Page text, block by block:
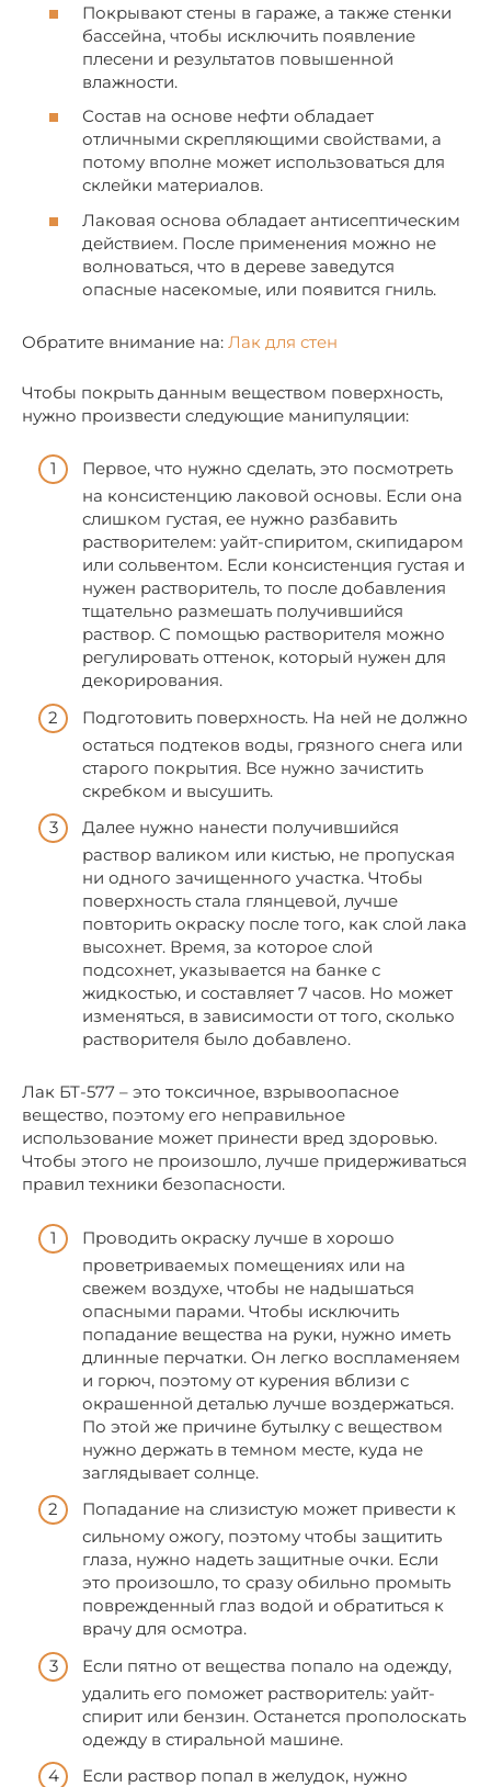
Покрывают стены в гараже, а также стенки
бассейна, чтобы исключить появление
плесени и результатов повышенной
влажности.
Состав на основе нефти обладает
отличными скрепляющими свойствами, а
потому вполне может использоваться для
склейки материалов.
Лаковая основа обладает антисептическим
действием. После применения можно не
волноваться, что в дереве заведутся
опасные насекомые, или появится гниль.
Обратите внимание на: Лак для стен
Чтобы покрыть данным веществом поверхность,
нужно произвести следующие манипуляции:
Первое, что нужно сделать, это посмотреть
на консистенцию лаковой основы. Если она
слишком густая, ее нужно разбавить
растворителем: уайт-спиритом, скипидаром
или сольвентом. Если консистенция густая и
нужен растворитель, то после добавления
тщательно размешать получившийся
раствор. С помощью растворителя можно
регулировать оттенок, который нужен для
декорирования.
Подготовить поверхность. На ней не должно
остаться подтеков воды, грязного снега или
старого покрытия. Все нужно зачистить
скребком и высушить.
Далее нужно нанести получившийся
раствор валиком или кистью, не пропуская
ни одного зачищенного участка. Чтобы
поверхность стала глянцевой, лучше
повторить окраску после того, как слой лака
высохнет. Время, за которое слой
подсохнет, указывается на банке с
жидкостью, и составляет 7 часов. Но может
изменяться, в зависимости от того, сколько
растворителя было добавлено.
Лак БТ-577 – это токсичное, взрывоопасное
вещество, поэтому его неправильное
использование может принести вред здоровью.
Чтобы этого не произошло, лучше придерживаться
правил техники безопасности.
Проводить окраску лучше в хорошо
проветриваемых помещениях или на
свежем воздухе, чтобы не надышаться
опасными парами. Чтобы исключить
попадание вещества на руки, нужно иметь
длинные перчатки. Он легко воспламеняем
и горюч, поэтому от курения вблизи с
окрашенной деталью лучше воздержаться.
По этой же причине бутылку с веществом
нужно держать в темном месте, куда не
заглядывает солнце.
Попадание на слизистую может привести к
сильному ожогу, поэтому чтобы защитить
глаза, нужно надеть защитные очки. Если
это произошло, то сразу обильно промыть
поврежденный глаз водой и обратиться к
врачу для осмотра.
Если пятно от вещества попало на одежду,
удалить его поможет растворитель: уайт-
спирит или бензин. Останется прополоскать
одежду в стиральной машине.
Если раствор попал в желудок, нужно